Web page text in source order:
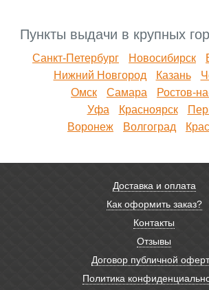
Пункты выдачи в крупных
Санкт-Петербург Новосибирск
Нижний Новгород
Казань
Омск
Самара
Ростов-
Уфа
Красноярск
Воронеж
Волгоград
Доставка и оплата
Как оформить заказ?
Контакты
Отзывы
Договор публичной
Политика